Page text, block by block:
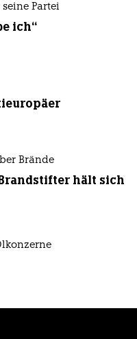
Partei
ich“
Brände
hält sich